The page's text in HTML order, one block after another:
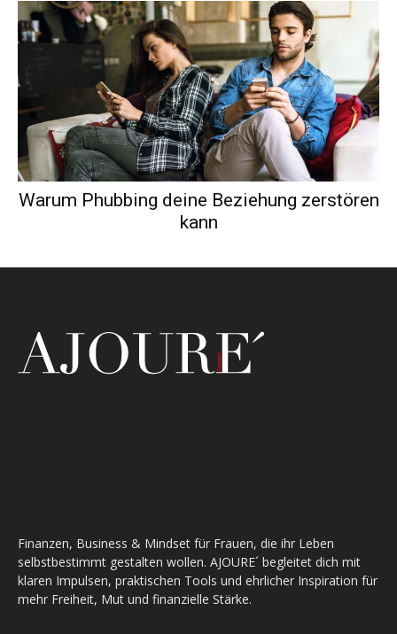
Warum Phubbing deine Beziehung zerstören
kann
Finanzen, Business & Mindset für Frauen, die ihr Leben
selbstbestimmt gestalten wollen. AJOURE´ begleitet dich mit
klaren Impulsen, praktischen Tools und ehrlicher Inspiration für
mehr Freiheit, Mut und finanzielle Stärke.